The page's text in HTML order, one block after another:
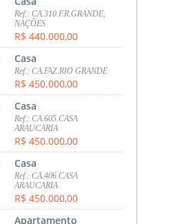
Ref.: CA.310.F.R.GRANDE,
NAÇÕES
R$ 440.000,00
Casa
Ref.: CA.FAZ.RIO GRANDE
R$ 450.000,00
Casa
Ref.: CA.605.CASA
ARAUCARIA
R$ 450.000,00
Casa
Ref.: CA.406.CASA
ARAUCARIA
R$ 450.000,00
Apartamento